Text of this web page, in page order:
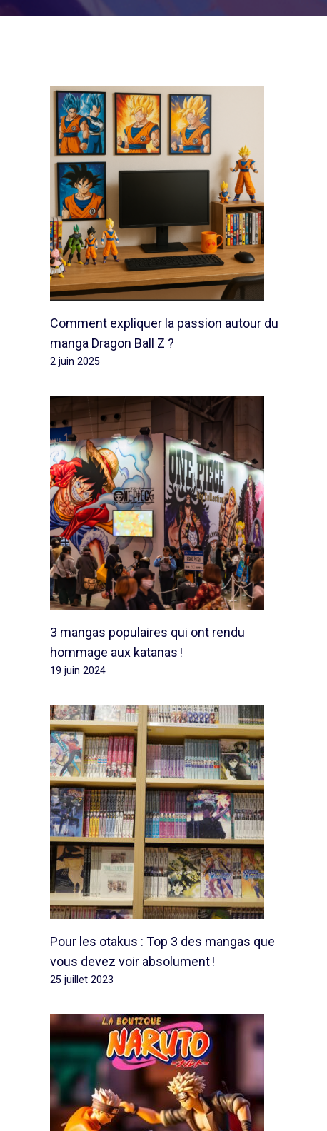
Comment expliquer la passion autour du
manga Dragon Ball Z ?
2 juin 2025
3 mangas populaires qui ont rendu
hommage aux katanas !
19 juin 2024
Pour les otakus : Top 3 des mangas que
vous devez voir absolument !
25 juillet 2023